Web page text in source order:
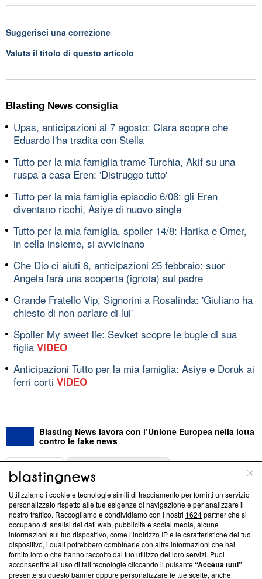
Suggerisci una correzione
Valuta il titolo di questo articolo
Blasting News consiglia
Upas, anticipazioni al 7 agosto: Clara scopre che
Eduardo l'ha tradita con Stella
Tutto per la mia famiglia trame Turchia, Akif su una
ruspa a casa Eren: 'Distruggo tutto'
Tutto per la mia famiglia episodio 6/08: gli Eren
diventano ricchi, Asiye di nuovo single
Tutto per la mia famiglia, spoiler 14/8: Harika e Omer,
in cella insieme, si avvicinano
Che Dio ci aiuti 6, anticipazioni 25 febbraio: suor
Angela farà una scoperta (ignota) sul padre
Grande Fratello Vip, Signorini a Rosalinda: 'Giuliano ha
chiesto di non parlare di lui'
Spoiler My sweet lie: Sevket scopre le bugie di sua
figlia VIDEO
Anticipazioni Tutto per la mia famiglia: Asiye e Doruk ai
ferri corti VIDEO
Blasting News lavora con l’Unione Europea nella lotta
contro le fake news
ABOUT
Questa sezione offre informazioni trasparenti su Blasting
News, sui nostri processi editoriali e su come ci impegniamo a
creare news di qualità. Inoltre, afferma la nostra aderenza a
‘Trust Project - News with Integrity’Blasting News non è
ancora membro del programma, ma ha richiesto di farne
parte; Trust Project non ha ancora effettuato una verifica di
conformità agli standard.
Utilizziamo i cookie e tecnologie simili di tracciamento per fornirti un servizio
personalizzato rispetto alle tue esigenze di navigazione e per analizzare il
nostro traffico. Raccogliamo e condividiamo con i nostri 1624partner che si
occupano di analisi dei dati web, pubblicità e social media, alcune
informazioni sul tuo dispositivo, come l’indirizzo IP e le caratteristiche del tuo
dispositivo, i quali potrebbero combinarle con altre informazioni che hai
fornito loro o che hanno raccolto dal tuo utilizzo dei loro servizi. Puoi
acconsentire all’uso di tali tecnologie cliccando il pulsante“Accetta tutti”
presente su questo banner oppure personalizzare le tue scelte, anche